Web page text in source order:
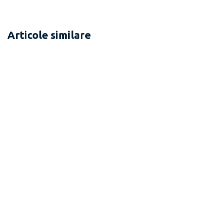
Articole similare